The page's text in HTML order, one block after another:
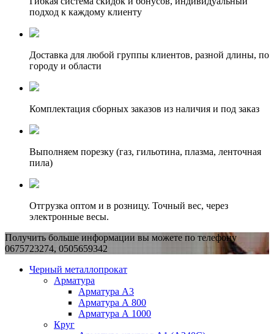
подход к каждому клиенту
Доставка для любой группы клиентов, разной длины, по
городу и области
Комплектация сборных заказов из наличия и под заказ
Выполняем порезку (газ, гильотина, плазма, ленточная
пила)
Отгрузка оптом и в розницу. Точный вес, через
электронные весы.
Получить больше информации вы можете по телефону
0675723274, 0505659342
Черный металлопрокат
Арматура
Арматура А3
Арматура А 800
Арматура А 1000
Круг